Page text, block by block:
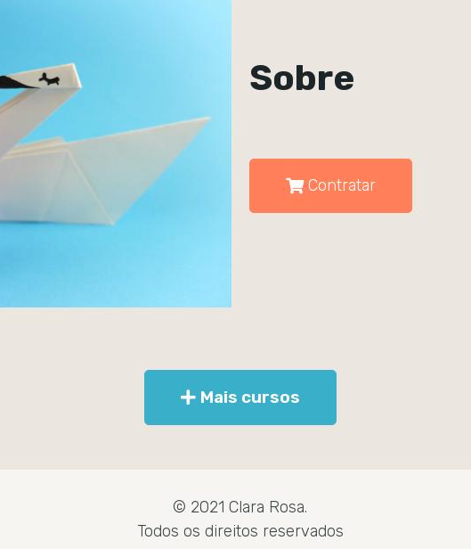
Sobre
Contratar
Mais cursos
© 2021 Clara Rosa.
Todos os direitos reservados